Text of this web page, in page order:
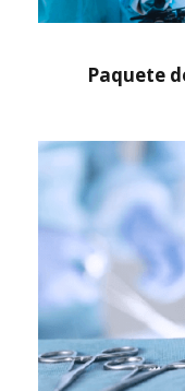
Paquete